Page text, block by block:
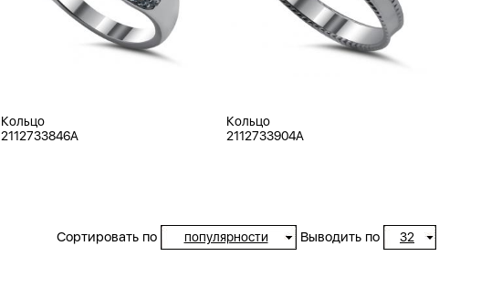
Кольцо
2112733846A
Кольцо
2112733904A
Сортировать по популярности Выводить по 32